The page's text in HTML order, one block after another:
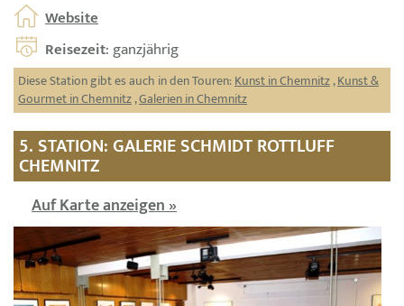
Website
Reisezeit: ganzjährig
Diese Station gibt es auch in den Touren:Kunst in Chemnitz,Kunst &
Gourmet in Chemnitz,Galerien in Chemnitz
5. STATION: GALERIE SCHMIDT ROTTLUFF
CHEMNITZ
Auf Karte anzeigen »